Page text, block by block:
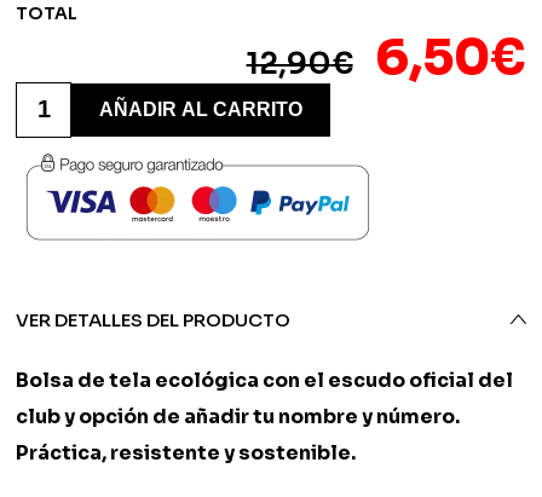
TOTAL
12,90€ El
6,50€
Bolsa
Ecológica
Tela
Personalizada
Club
Costa
City
AÑADIR AL CARRITO
VER DETALLES DEL PRODUCTO
Bolsa de tela ecológica con el escudo oficial del
club y opción de añadir tu nombre y número.
Práctica, resistente y sostenible.